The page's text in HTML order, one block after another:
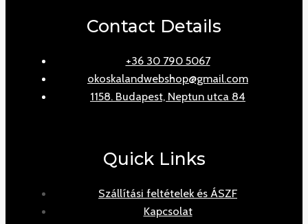
Contact Details
+36 30 790 5067
okoskalandwebshop@gmail.com
1158. Budapest, Neptun utca 84
Quick Links
Szállítási feltételek és ÁSZF
Kapcsolat